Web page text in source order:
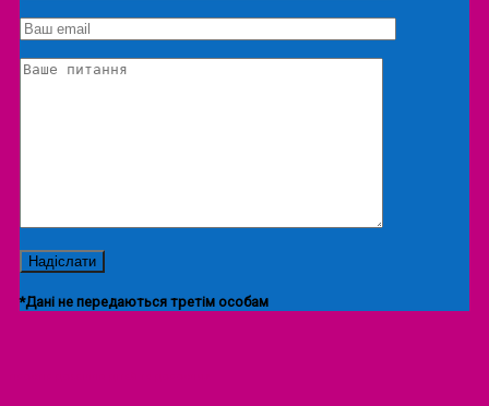
Екскурсія/локація
*Дані не передаються третім особам